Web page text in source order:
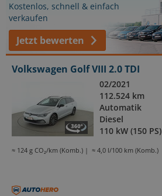
Kostenlos, schnell & einfach
verkaufen
Jetzt bewerten
Volkswagen Golf VIII 2.0 TDI
02/2021
112.524 km
Automatik
Diesel
110 kW (150 PS)
≈ 124 g CO₂/km (Komb.) ≈ 4,0 l/100 km (Komb.)